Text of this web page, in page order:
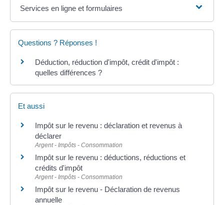
Services en ligne et formulaires
Questions ? Réponses !
Déduction, réduction d'impôt, crédit d'impôt :
quelles différences ?
Et aussi
Impôt sur le revenu : déclaration et revenus à
déclarer
Argent - Impôts - Consommation
Impôt sur le revenu : déductions, réductions et
crédits d'impôt
Argent - Impôts - Consommation
Impôt sur le revenu - Déclaration de revenus
annuelle